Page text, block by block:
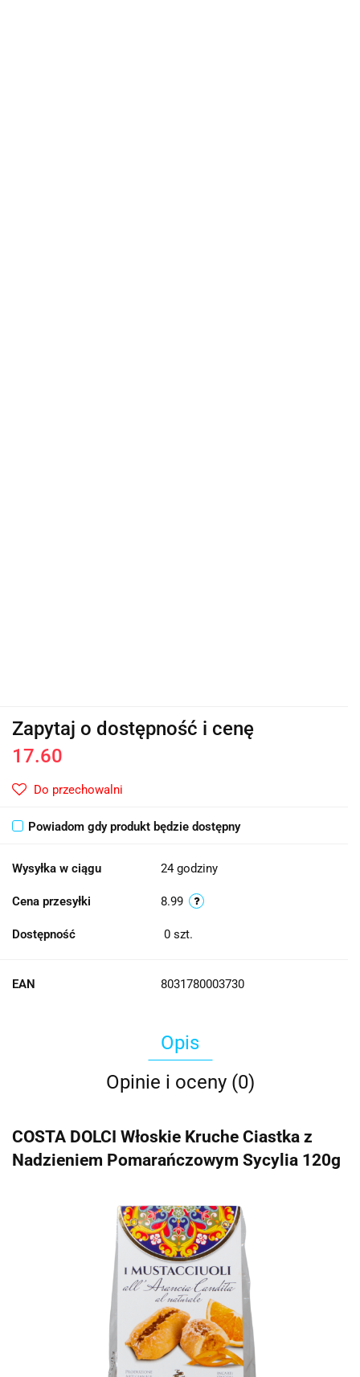
Zapytaj o dostępność i cenę
17.60
Do przechowalni
Powiadom gdy produkt będzie dostępny
Wysyłka w ciągu 24 godziny
Cena przesyłki 8.99
Dostępność 0 szt.
EAN 8031780003730
Opis
Opinie i oceny (0)
COSTA DOLCI Włoskie Kruche Ciastka z
Nadzieniem Pomarańczowym Sycylia 120g